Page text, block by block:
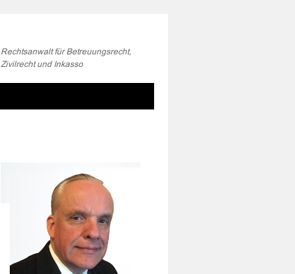
Rechtsanwalt für Betreuungsrecht,
Zivilrecht und Inkasso